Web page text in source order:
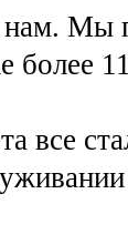
нам. Мы
более
все